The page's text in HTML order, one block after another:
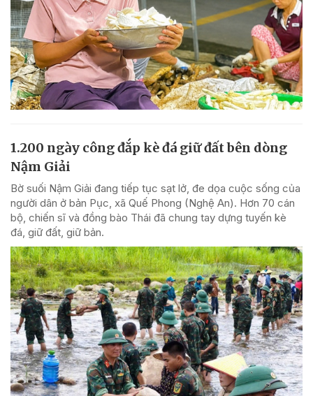
1.200 ngày công đắp kè đá giữ đất bên dòng
Nậm Giải
Bờ suối Nậm Giải đang tiếp tục sạt lở, đe dọa cuộc sống của
người dân ở bản Pục, xã Quế Phong (Nghệ An). Hơn 70 cán
bộ, chiến sĩ và đồng bào Thái đã chung tay dựng tuyến kè
đá, giữ đất, giữ bản.